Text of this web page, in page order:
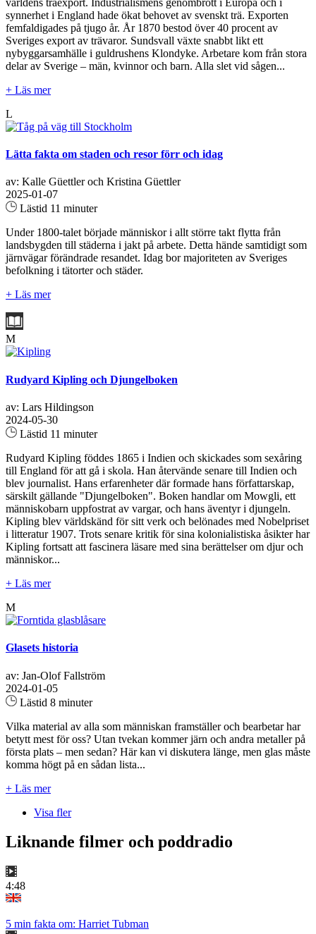
världens träexport. Industrialismens genombrott i Europa och i
synnerhet i England hade ökat behovet av svenskt trä. Exporten
femfaldigades på tjugo år. År 1870 bestod över 40 procent av
Sveriges export av trävaror. Sundsvall växte snabbt likt ett
nybyggarsamhälle i guldrushens Klondyke. Arbetare kom från stora
delar av Sverige – män, kvinnor och barn. Alla slet vid sågen...
+ Läs mer
L
Lätta fakta om staden och resor förr och idag
av: Kalle Güettler och Kristina Güettler
2025-01-07
Lästid 11 minuter
Under 1800-talet började människor i allt större takt flytta från
landsbygden till städerna i jakt på arbete. Detta hände samtidigt som
järnvägar förändrade resandet. Idag bor majoriteten av Sveriges
befolkning i tätorter och städer.
+ Läs mer
M
Rudyard Kipling och Djungelboken
av: Lars Hildingson
2024-05-30
Lästid 11 minuter
Rudyard Kipling föddes 1865 i Indien och skickades som sexåring
till England för att gå i skola. Han återvände senare till Indien och
blev journalist. Hans erfarenheter där formade hans författarskap,
särskilt gällande "Djungelboken". Boken handlar om Mowgli, ett
människobarn uppfostrat av vargar, och hans äventyr i djungeln.
Kipling blev världskänd för sitt verk och belönades med Nobelpriset
i litteratur 1907. Trots senare kritik för sina kolonialistiska åsikter har
Kipling fortsatt att fascinera läsare med sina berättelser om djur och
människor...
+ Läs mer
M
Glasets historia
av: Jan-Olof Fallström
2024-01-05
Lästid 8 minuter
Vilka material av alla som människan framställer och bearbetar har
betytt mest för oss? Utan tvekan kommer järn och andra metaller på
första plats – men sedan? Här kan vi diskutera länge, men glas måste
komma högt på en sådan lista...
+ Läs mer
Visa fler
Liknande filmer och poddradio
4:48
5 min fakta om: Harriet Tubman